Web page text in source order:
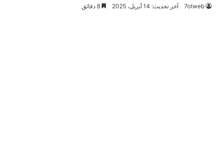
7otweb آخر تحديث: 14 أبريل، 2025